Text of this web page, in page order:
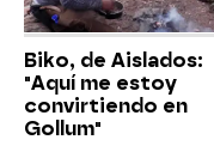
Biko, de Aislados:
"Aquí me estoy
convirtiendo en
Gollum"